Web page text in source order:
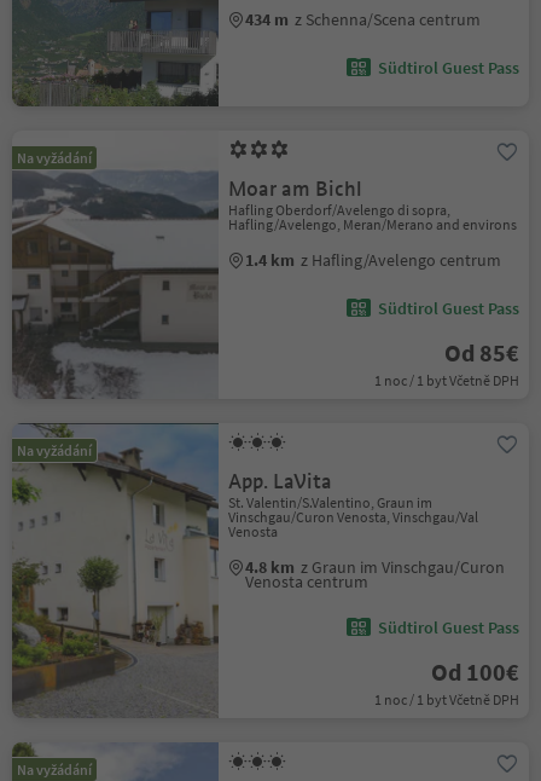
434 m z Schenna/Scena centrum
Südtirol Guest Pass
Na vyžádání
Moar am Bichl
Hafling Oberdorf/Avelengo di sopra,
Hafling/Avelengo, Meran/Merano and environs
1.4 km z Hafling/Avelengo centrum
Südtirol Guest Pass
Od 85€
1 noc / 1 byt Včetně DPH
Na vyžádání
App. LaVita
St. Valentin/S.Valentino, Graun im
Vinschgau/Curon Venosta, Vinschgau/Val
Venosta
4.8 km z Graun im Vinschgau/Curon
Venosta centrum
Südtirol Guest Pass
Od 100€
1 noc / 1 byt Včetně DPH
Na vyžádání